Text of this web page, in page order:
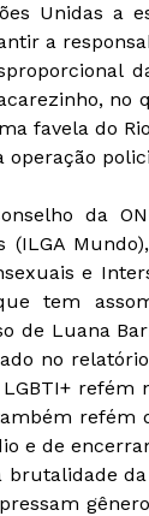
Unidas a
a
favela do
da
(ILGA
e
tem
de Luana
no
refém
e de